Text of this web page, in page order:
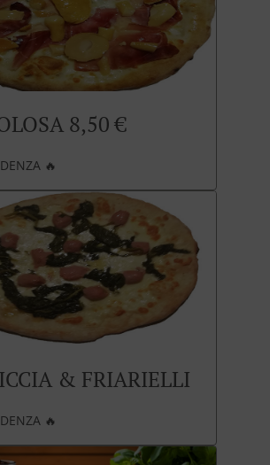
8,50 €
🔥
& FRIARIELLI
🔥